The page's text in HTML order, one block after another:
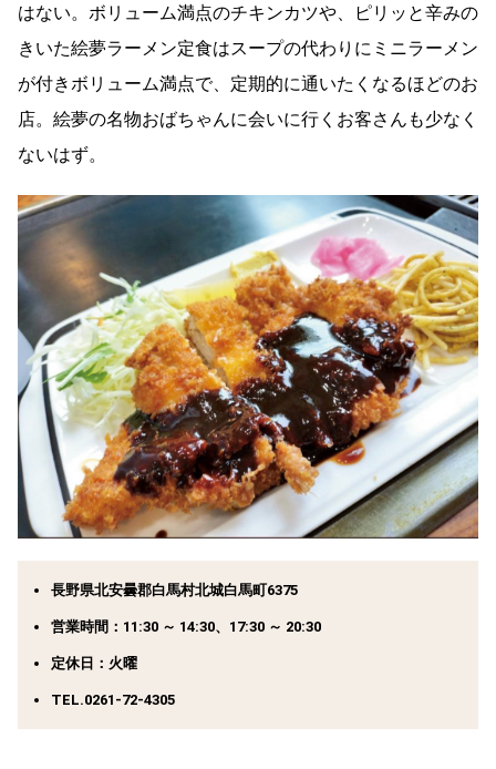
はない。ボリューム満点のチキンカツや、ピリッと辛みの
きいた絵夢ラーメン定食はスープの代わりにミニラーメン
が付きボリューム満点で、定期的に通いたくなるほどのお
店。絵夢の名物おばちゃんに会いに行くお客さんも少なく
ないはず。
長野県北安曇郡白馬村北城白馬町6375
営業時間：11:30 ～ 14:30、17:30 ～ 20:30
定休日：火曜
TEL.0261-72-4305